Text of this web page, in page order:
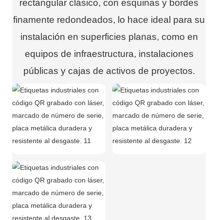
rectangular clásico, con esquinas y bordes
finamente redondeados, lo hace ideal para su
instalación en superficies planas, como en
equipos de infraestructura, instalaciones
públicas y cajas de activos de proyectos.